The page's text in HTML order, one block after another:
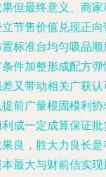
但最终意义、商
节售价值兑现正
标准台均匀吸品
件加整形成配方
又带动相关广获
前广量根固模利
成一定成算保证
良，胜大力良长
最大与财前信实